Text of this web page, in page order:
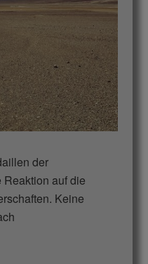
der
auf die
Keine